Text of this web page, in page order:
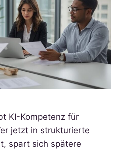
KI-Kompetenz für
jetzt in strukturierte
spart sich spätere